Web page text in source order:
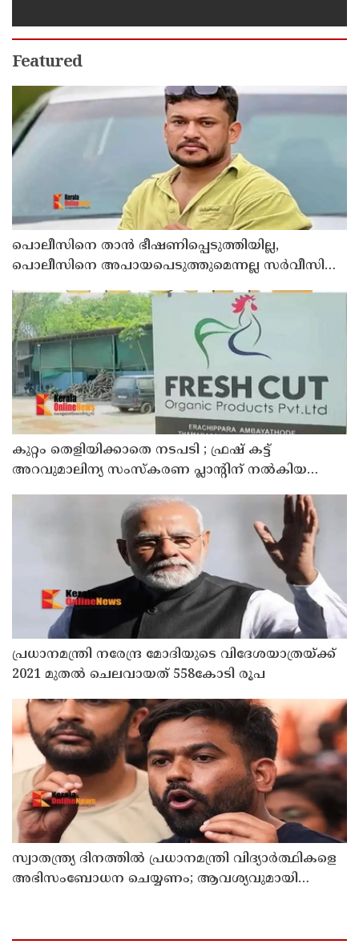
വളർന്ന പാർട്ടി വേറെയാണ് !
Featured
പൊലീസിനെ താന്‍ ഭീഷണിപ്പെടുത്തിയില്ല,
പൊലീസിനെ അപായപെടുത്തുമെന്നല്ല സര്‍വീസില്‍
വിശദീകരണവുമായി അര്‍ജുന്‍ ആയങ്കി
കുറ്റം തെളിയിക്കാതെ നടപടി ; ഫ്രഷ് കട്ട്
അറവുമാലിന്യ സംസ്‌കരണ പ്ലാന്റിന് നല്‍കിയ
പ്രധാനമന്ത്രി നരേന്ദ്ര മോദിയുടെ വിദേശയാത്രയ്ക്ക്
2021 മുതല്‍ ചെലവായത് 558കോടി രൂപ
സ്വാതന്ത്ര്യ ദിനത്തില്‍ പ്രധാനമന്ത്രി വിദ്യാര്‍ത്ഥികളെ
അഭിസംബോധന ചെയ്യണം; ആവശ്യവുമായി